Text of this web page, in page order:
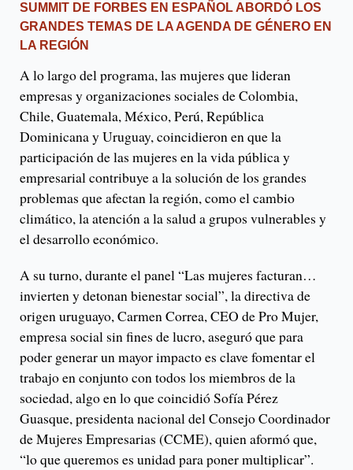
SUMMIT DE FORBES EN ESPAÑOL ABORDÓ LOS
GRANDES TEMAS DE LA AGENDA DE GÉNERO EN
LA REGIÓN
A lo largo del programa, las mujeres que lideran
empresas y organizaciones sociales de Colombia,
Chile, Guatemala, México, Perú, República
Dominicana y Uruguay, coincidieron en que la
participación de las mujeres en la vida pública y
empresarial contribuye a la solución de los grandes
problemas que afectan la región, como el cambio
climático, la atención a la salud a grupos vulnerables y
el desarrollo económico.
A su turno, durante el panel “Las mujeres facturan…
invierten y detonan bienestar social”, la directiva de
origen uruguayo, Carmen Correa, CEO de Pro Mujer,
empresa social sin fines de lucro, aseguró que para
poder generar un mayor impacto es clave fomentar el
trabajo en conjunto con todos los miembros de la
sociedad, algo en lo que coincidió Sofía Pérez
Guasque, presidenta nacional del Consejo Coordinador
de Mujeres Empresarias (CCME), quien aformó que,
“lo que queremos es unidad para poner multiplicar”.